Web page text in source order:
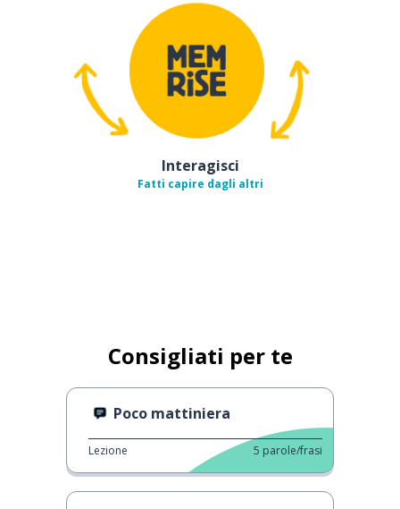
Interagisci
Fatti capire dagli altri
Consigliati per te
Poco mattiniera
Lezione 5 parole/frasi